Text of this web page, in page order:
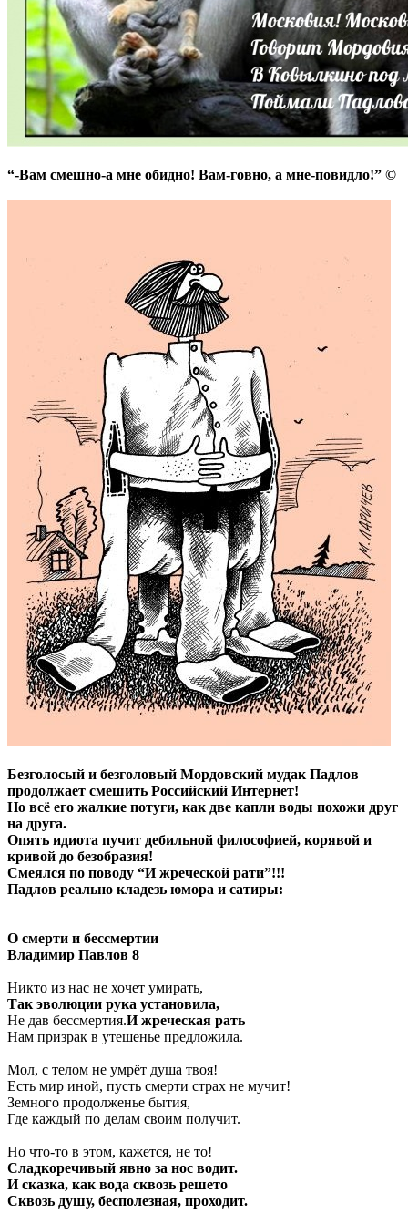
“-Вам смешно-а мне обидно! Вам-говно, а мне-повидло!” ©
Безголосый и безголовый Мордовский мудак Падлов
продолжает смешить Российский Интернет!
Но всё его жалкие потуги, как две капли воды похожи друг
на друга.
Опять идиота пучит дебильной философией, корявой и
кривой до безобразия!
Смеялся по поводу “И жреческой рати”!!!
Падлов реально кладезь юмора и сатиры:
О смерти и бессмертии
Владимир Павлов 8
Никто из нас не хочет умирать,
Так эволюции рука установила,
Не дав бессмертия.И жреческая рать
Нам призрак в утешенье предложила.
Мол, с телом не умрёт душа твоя!
Есть мир иной, пусть смерти страх не мучит!
Земного продолженье бытия,
Где каждый по делам своим получит.
Но что-то в этом, кажется, не то!
Сладкоречивый явно за нос водит.
И сказка, как вода сквозь решето
Сквозь душу, бесполезная, проходит.